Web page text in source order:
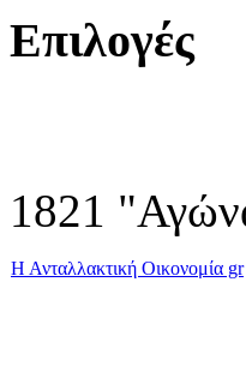
Επιλογές
1821
Η Ανταλλακτική Οικονομία gr